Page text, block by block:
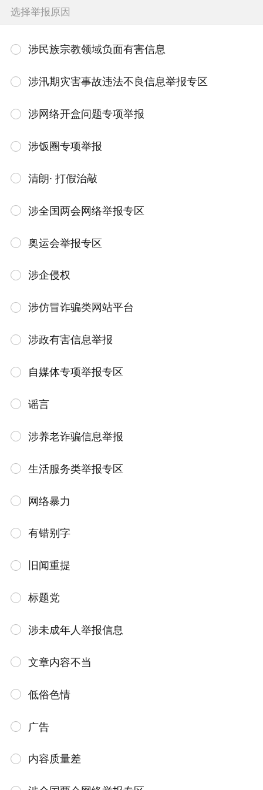
选择举报原因
涉民族宗教领域负面有害信息
涉汛期灾害事故违法不良信息举报专区
涉网络开盒问题专项举报
涉饭圈专项举报
清朗· 打假治敲
涉全国两会网络举报专区
奥运会举报专区
涉企侵权
涉仿冒诈骗类网站平台
涉政有害信息举报
自媒体专项举报专区
谣言
涉养老诈骗信息举报
生活服务类举报专区
网络暴力
有错别字
旧闻重提
标题党
涉未成年人举报信息
文章内容不当
低俗色情
广告
内容质量差